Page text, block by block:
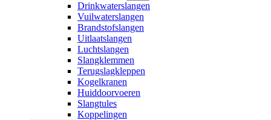
Drinkwaterslangen
Vuilwaterslangen
Brandstofslangen
Uitlaatslangen
Luchtslangen
Slangklemmen
Terugslagkleppen
Kogelkranen
Huiddoorvoeren
Slangtules
Koppelingen